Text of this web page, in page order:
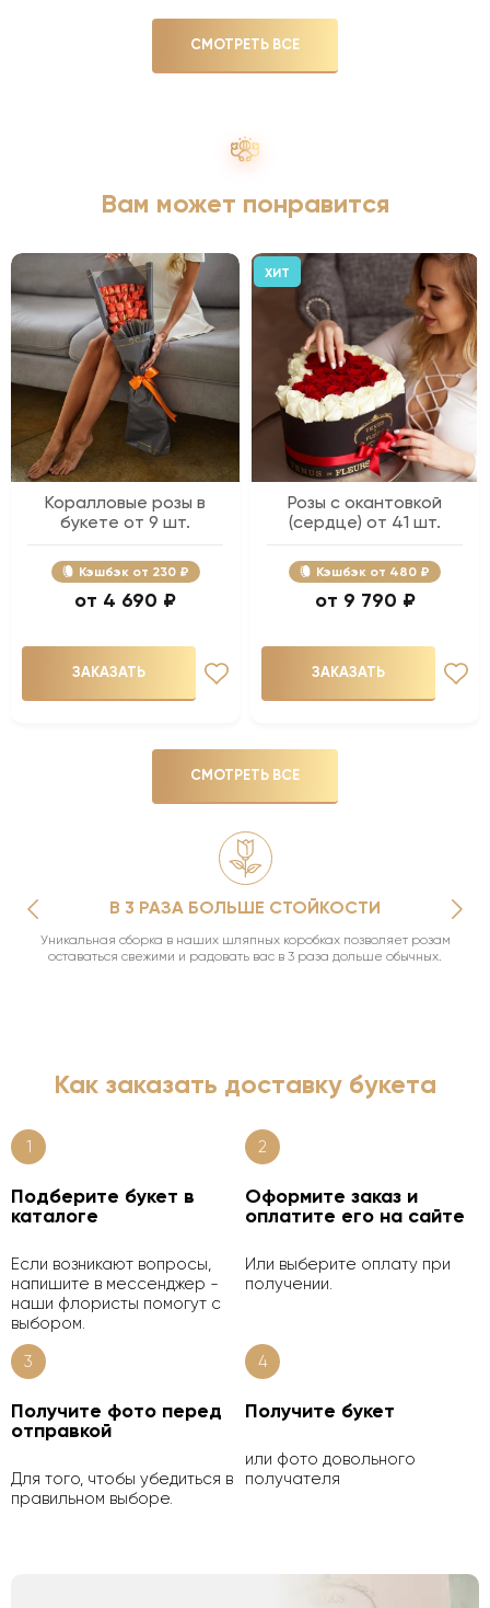
СМОТРЕТЬ ВСЕ
Вам может понравится
Коралловые розы в
букете от 9 шт.
Кэшбэк 230 ₽
4 690 ₽
ЗАКАЗАТЬ
ХИТ
Розы с окантовкой
(сердце) от 41 шт.
Кэшбэк 480 ₽
9 790 ₽
ЗАКАЗАТЬ
СМОТРЕТЬ ВСЕ
В 3 РАЗА БОЛЬШЕ СТОЙКОСТИ
Уникальная сборка в наших шляпных коробках позволяет розам
оставаться свежими и радовать вас в 3 раза дольше обычных.
Как заказать доставку букета
1
Подберите букет в
каталоге
Если возникают вопросы,
напишите в мессенджер -
наши флористы помогут с
выбором.
2
Оформите заказ и
оплатите его на сайте
Или выберите оплату при
получении.
3
Получите фото перед
отправкой
Для того, чтобы убедиться в
правильном выборе.
4
Получите букет
или фото довольного
получателя